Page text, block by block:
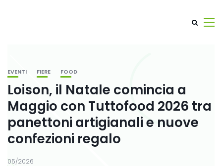
EVENTI FIERE FOOD
Loison, il Natale comincia a
Maggio con Tuttofood 2026 tra
panettoni artigianali e nuove
confezioni regalo
05/2026